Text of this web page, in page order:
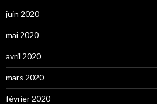
juin 2020
mai 2020
avril 2020
mars 2020
février 2020